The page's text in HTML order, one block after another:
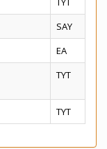
SAY
EA
TYT
TYT